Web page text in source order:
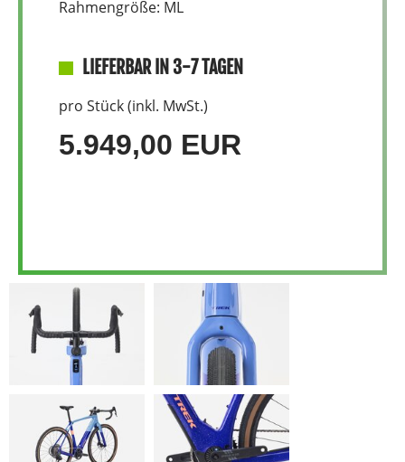
Rahmengröße: ML
LIEFERBAR IN 3-7 TAGEN
pro Stück (inkl. MwSt.)
5.949,00 EUR